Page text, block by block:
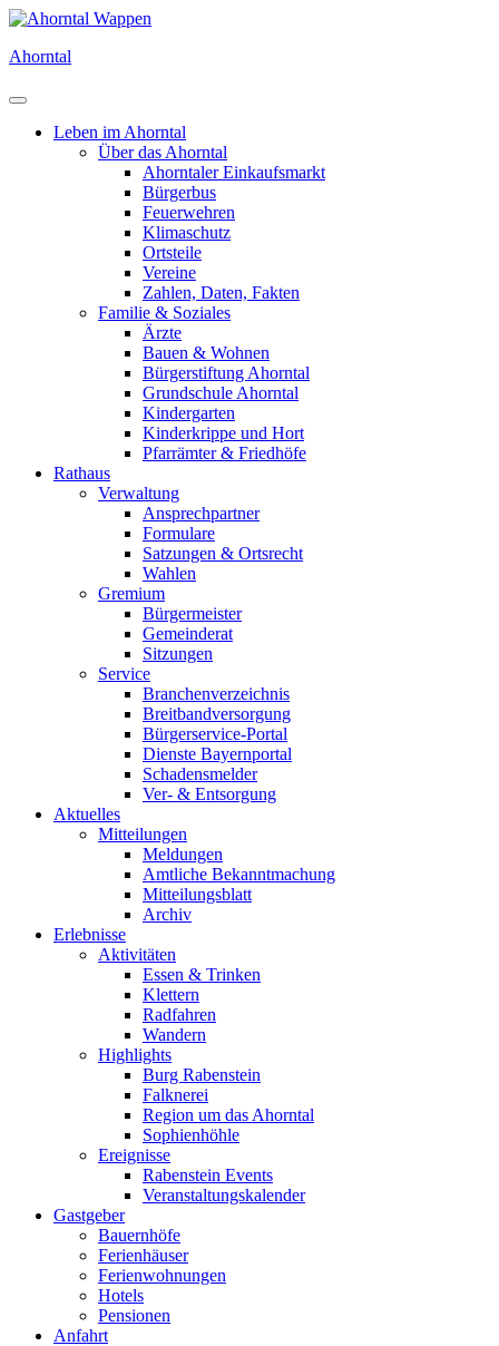
Direkt
Inhalt
Ahorntal
Leben im Ahorntal
Über das Ahorntal
Ahorntaler Einkaufsmarkt
Bürgerbus
Feuerwehren
Klimaschutz
Ortsteile
Vereine
Zahlen, Daten, Fakten
Familie & Soziales
Ärzte
Bauen & Wohnen
Bürgerstiftung Ahorntal
Grundschule Ahorntal
Kindergarten
Kinderkrippe und Hort
Pfarrämter & Friedhöfe
Rathaus
Verwaltung
Ansprechpartner
Formulare
Satzungen & Ortsrecht
Wahlen
Gremium
Bürgermeister
Gemeinderat
Sitzungen
Service
Branchenverzeichnis
Breitbandversorgung
Bürgerservice-Portal
Dienste Bayernportal
Schadensmelder
Ver- & Entsorgung
Aktuelles
Mitteilungen
Meldungen
Amtliche Bekanntmachung
Mitteilungsblatt
Archiv
Erlebnisse
Aktivitäten
Essen & Trinken
Klettern
Radfahren
Wandern
Highlights
Burg Rabenstein
Falknerei
Region um das Ahorntal
Sophienhöhle
Ereignisse
Rabenstein Events
Veranstaltungskalender
Gastgeber
Bauernhöfe
Ferienhäuser
Ferienwohnungen
Hotels
Pensionen
Anfahrt